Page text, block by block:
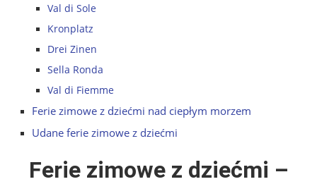
Val di Sole
Kronplatz
Drei Zinen
Sella Ronda
Val di Fiemme
Ferie zimowe z dziećmi nad ciepłym morzem
Udane ferie zimowe z dziećmi
Ferie zimowe z dziećmi –